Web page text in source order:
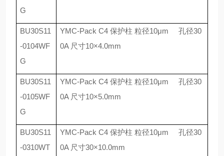
G
BU30S11
-0104WF
G
YMC-Pack C4 保护柱 粒径10μm 孔径30
0A 尺寸10×4.0mm
BU30S11
-0105WF
G
YMC-Pack C4 保护柱 粒径10μm 孔径30
0A 尺寸10×5.0mm
BU30S11
-0310WT
YMC-Pack C4 保护柱 粒径10μm 孔径30
0A 尺寸30×10.0mm